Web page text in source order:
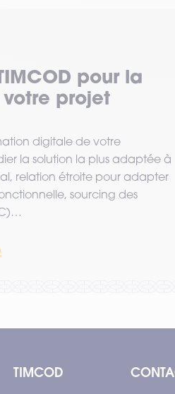
pour la
projet
digitale de votre
la solution la plus adaptée à
relation étroite pour adapter
sourcing des
TIMCOD